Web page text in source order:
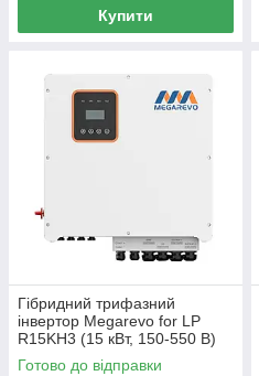
Купити
Гібридний трифазний
інвертор Megarevo for LP
R15KH3 (15 кВт, 150-550 В)
Готово до відправки